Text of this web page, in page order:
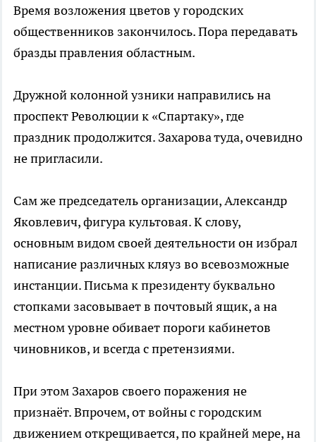
Время возложения цветов у городских
общественников закончилось. Пора передавать
бразды правления областным.
Дружной колонной узники направились на
проспект Революции к «Спартаку», где
праздник продолжится. Захарова туда, очевидно
не пригласили.
Сам же председатель организации, Александр
Яковлевич, фигура культовая. К слову,
основным видом своей деятельности он избрал
написание различных кляуз во всевозможные
инстанции. Письма к президенту буквально
стопками засовывает в почтовый ящик, а на
местном уровне обивает пороги кабинетов
чиновников, и всегда с претензиями.
При этом Захаров своего поражения не
признаёт. Впрочем, от войны с городским
движением открещивается, по крайней мере, на